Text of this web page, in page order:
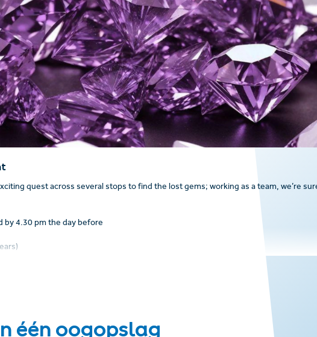
quest across several stops to find the lost gems; working as a team, we’re
by 4.30 pm the day before
één oogopslag